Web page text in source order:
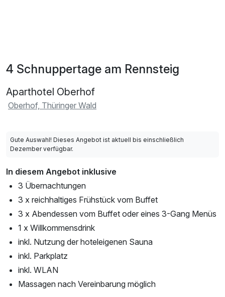
4 Schnuppertage am Rennsteig
Aparthotel Oberhof
Oberhof, Thüringer Wald
Gute Auswahl! Dieses Angebot ist aktuell bis einschließlich
Dezember verfügbar.
In diesem Angebot inklusive
3 Übernachtungen
3 x reichhaltiges Frühstück vom Buffet
3 x Abendessen vom Buffet oder eines 3-Gang Menüs
1 x Willkommensdrink
inkl. Nutzung der hoteleigenen Sauna
inkl. Parkplatz
inkl. WLAN
Massagen nach Vereinbarung möglich